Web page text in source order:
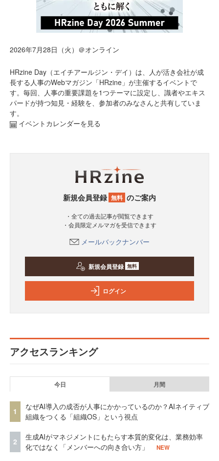
2026年7月28日（火）＠オンライン
HRzine Day（エイチアールジン・デイ）は、人が活き会社が成
長する人事のWebマガジン「HRzine」が主催するイベントで
す。毎回、人事の重要課題を1つテーマに設定し、識者やエキス
パードが持つ知見・経験を、参加者のみなさんと共有していま
す。
イベントカレンダーを見る
新規会員登録 無料 のご案内
・全ての過去記事が閲覧できます
・会員限定メルマガを受信できます
メールバックナンバー
新規会員登録 無料
ログイン
アクセスランキング
今日 月間
1
なぜAI導入の成否が人事にかかっているのか？AIネイティブ
組織をつくる「組織OS」という視点
2
生成AIがマネジメントにもたらす本質的変化は、業務効率
化ではなく「メンバーへの向き合い方」
NEW